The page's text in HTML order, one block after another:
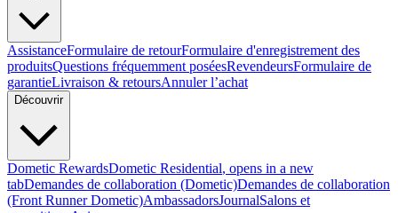
AssistanceFormulaire de retourFormulaire d'enregistrement des
produitsQuestions fréquemment poséesRevendeursFormulaire de
garantieLivraison & retoursAnnuler l’achat
Découvrir
Dometic RewardsDometic Residential, opens in a new
tabDemandes de collaboration (Dometic)Demandes de collaboration
(Front Runner Dometic)AmbassadorsJournalSalons et